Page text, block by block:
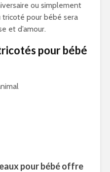
ou simplement
tricoté pour bébé sera
et d’amour.
pour bébé
pour bébé offre